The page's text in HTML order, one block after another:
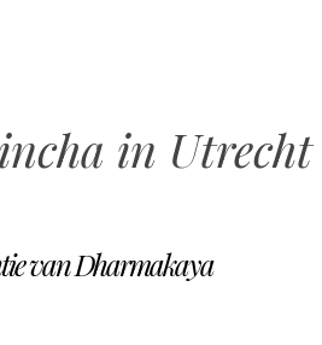
in Utrecht
van Dharmakaya